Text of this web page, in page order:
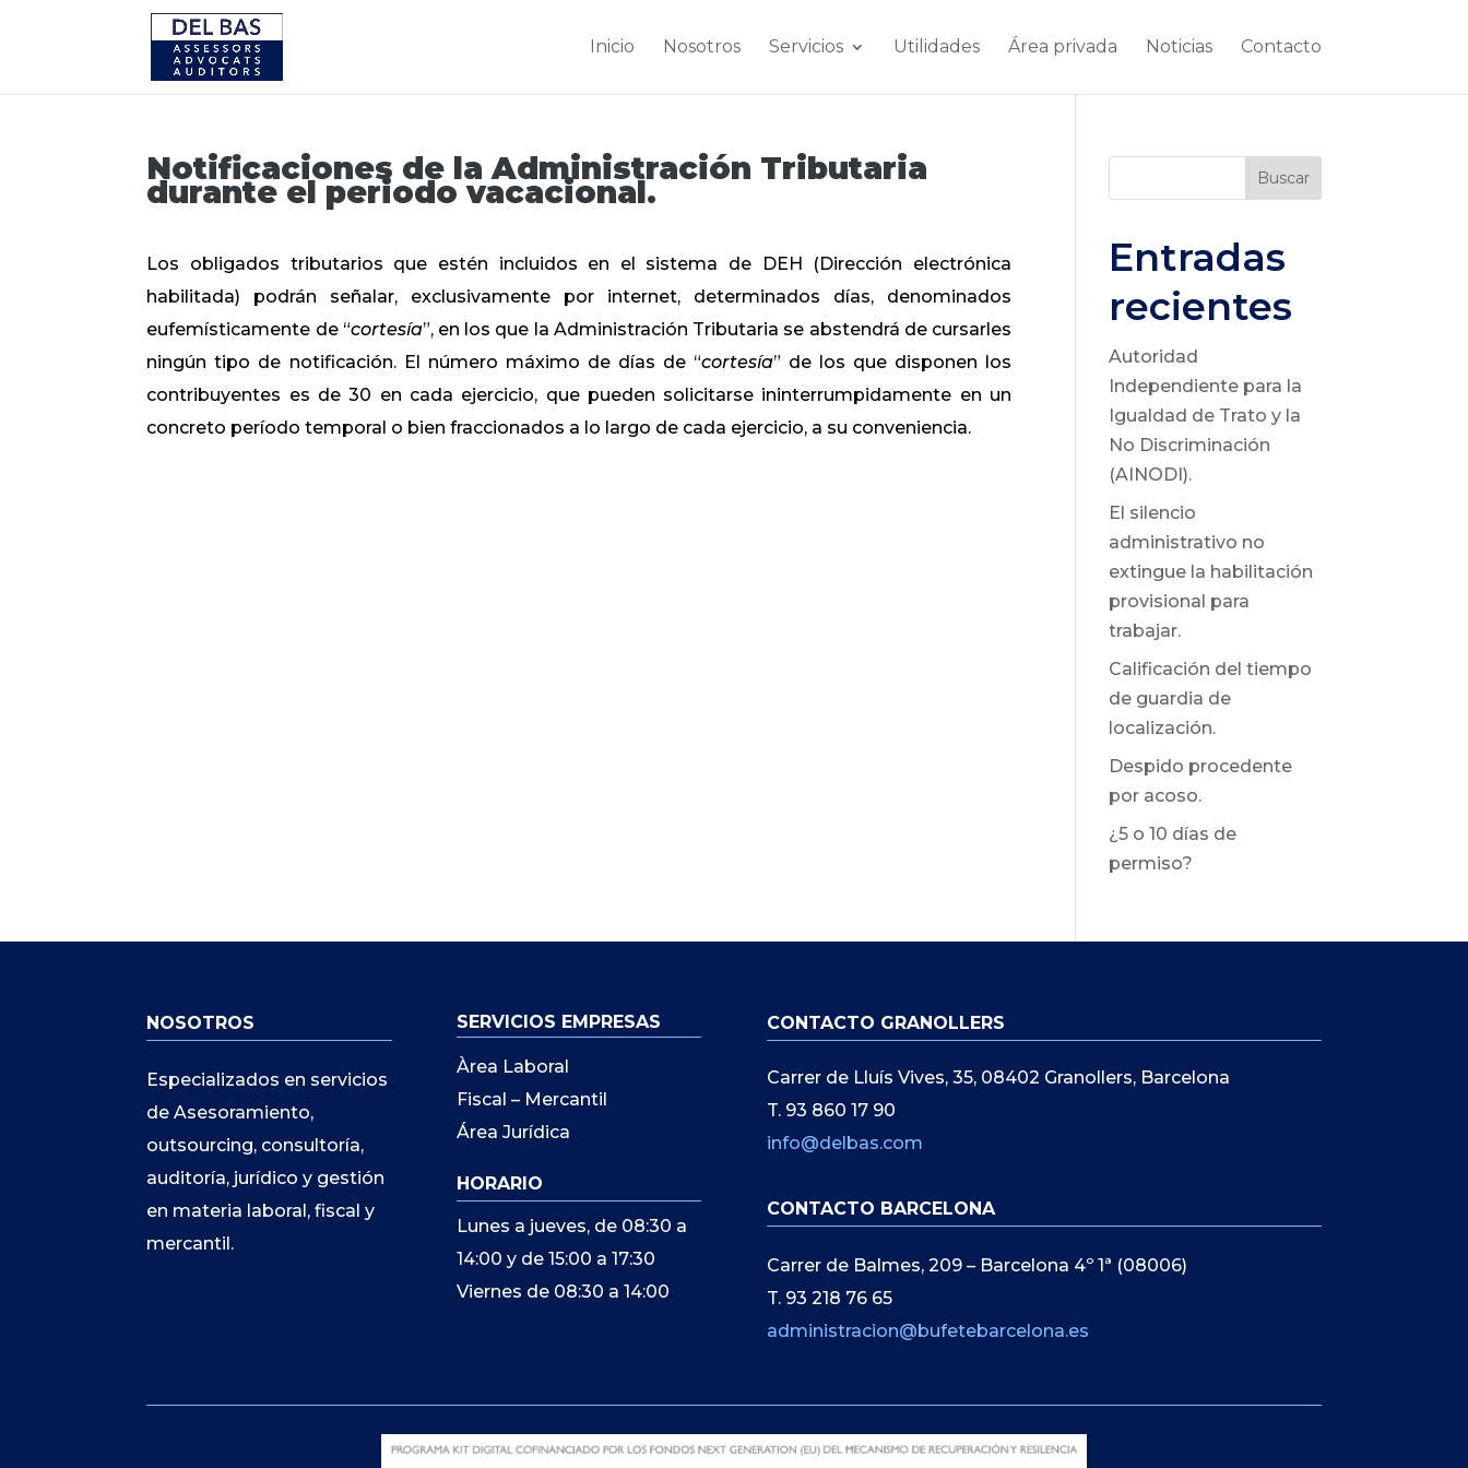
Inicio Nosotros Servicios Utilidades Área privada Noticias Contacto
Notificaciones de la Administración Tributaria
durante el periodo vacacional.
Los obligados tributarios que estén incluidos en el sistema de DEH (Dirección electrónica
habilitada) podrán señalar, exclusivamente por internet, determinados días, denominados
eufemísticamente de “cortesía”, en los que la Administración Tributaria se abstendrá de cursarles
ningún tipo de notificación. El número máximo de días de “cortesía” de los que disponen los
contribuyentes es de 30 en cada ejercicio, que pueden solicitarse ininterrumpidamente en un
concreto período temporal o bien fraccionados a lo largo de cada ejercicio, a su conveniencia.
Buscar
Entradas
recientes
Autoridad
Independiente para la
Igualdad de Trato y la
No Discriminación
(AINODI).
El silencio
administrativo no
extingue la habilitación
provisional para
trabajar.
Calificación del tiempo
de guardia de
localización.
Despido procedente
por acoso.
¿5 o 10 días de
permiso?
NOSOTROS
Especializados en servicios
de Asesoramiento,
outsourcing, consultoría,
auditoría, jurídico y gestión
en materia laboral, fiscal y
mercantil.
SERVICIOS EMPRESAS
Àrea Laboral
Fiscal – Mercantil
Área Jurídica
HORARIO
Lunes a jueves, de 08:30 a
14:00 y de 15:00 a 17:30
Viernes de 08:30 a 14:00
CONTACTO GRANOLLERS
Carrer de Lluís Vives, 35, 08402 Granollers, Barcelona
T. 93 860 17 90
info@delbas.com
CONTACTO BARCELONA
Carrer de Balmes, 209 – Barcelona 4º 1ª (08006)
T. 93 218 76 65
administracion@bufetebarcelona.es